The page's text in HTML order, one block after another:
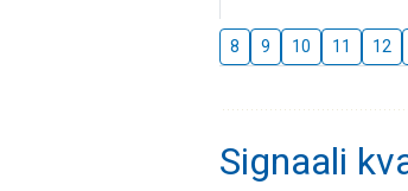
8 9 10 11 12
Signaali